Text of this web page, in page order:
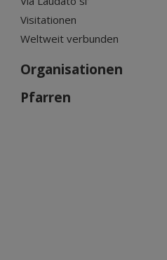
Visitationen
Weltweit verbunden
Organisationen
Pfarren